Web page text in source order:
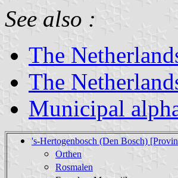
See also :
The
The
Municipal
's-Hertogenbosch (Den Bosch)
Orthen
Rosmalen